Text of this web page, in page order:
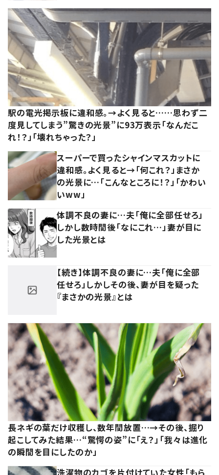
駅の電光掲示板に違和感。→よく見ると……思わず二
度見してしまう”驚きの光景”に93万表示「なんだこ
れ！？」「壊れちゃった？」
スーパーで買ったシャインマスカットに
違和感。よく見ると→「何これ？」まさか
の光景に…「こんなところに！？」「かわい
いww」
体調不良の妻に…夫「俺に全部任せろ」
しかし数時間後「なにこれ…」妻が目に
した光景とは
【続き】体調不良の妻に…夫「俺に全部
任せろ」しかしその後、妻が目を疑った
『まさかの光景』とは
長ネギの葉だけ収穫し、数年間放置…→その後、掘り
起こしてみた結果…“驚愕の姿”に「え？」「我々は進化
の瞬間を目にしたのか」
洗濯物のカゴを片付けていた女性「もら